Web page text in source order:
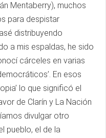
Mentaberry), muchos
para despistar
distribuyendo
a mis espaldas, he sido
cárceles en varias
En esos
lo que significó el
de Clarín y La Nación
divulgar otro
pueblo, el de la